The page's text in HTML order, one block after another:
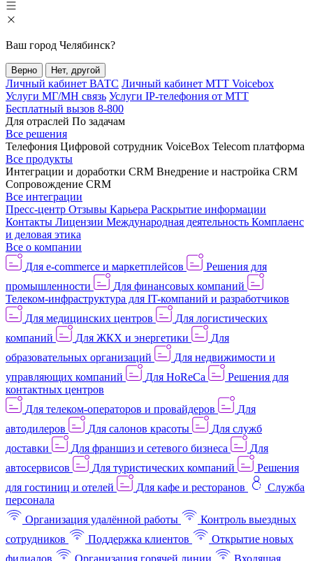
Ваш город Челябинск?
Верно Нет, другой
Личный кабинет ВАТС Личный кабинет МТТ Voicebox
Услуги МГ/МН связь Услуги IP-телефония от МТТ
Бесплатный вызов 8-800
Для отраслей По задачам
Все решения
Телефония Цифровой сотрудник VoiceBox Telecom платформа
Все продукты
Интеграции и доработки CRM Внедрение и настройка CRM
Сопровождение CRM
Все интеграции
Пресс-центр Отзывы Карьера Раскрытие информации
Контакты Лицензии Международная деятельность Комплаенс
и деловая этика
Все о компании
Для e-commerce и маркетплейсов
Решения для
промышленности
Для финансовых компаний
Телеком-инфраструктура для IT-компаний и разработчиков
Для медицинских центров
Для логистических
компаний
Для ЖКХ и энергетики
Для
образовательных организаций
Для недвижимости и
управляющих компаний
Для HoReCa
Решения для
контактных центров
Для телеком-операторов и провайдеров
Для
автодилеров
Для салонов красоты
Для служб
доставки
Для франшиз и сетевого бизнеса
Для
автосервисов
Для туристических компаний
Решения
для гостиниц и отелей
Для кафе и ресторанов
Служба
персонала
Организация удалённой работы
Контроль выездных
сотрудников
Поддержка клиентов
Открытие новых
филиалов
Организация горячей линии
Входящая